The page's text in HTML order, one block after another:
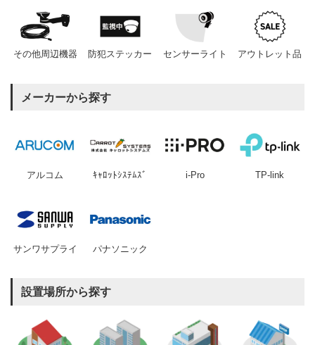
その他周辺機器 防犯ステッカー センサーライト アウトレット品
メーカーから探す
アルコム ｷｬﾛｯﾄｼｽﾃﾑｽﾞ i-Pro TP-link
サンワサプライ パナソニック
設置場所から探す